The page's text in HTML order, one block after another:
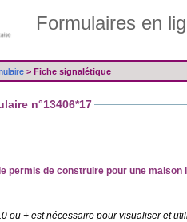
Formulaires en
> Fiche signalétique
du Formulaire n°13406*17
permis de construire pour une
ou + est nécessaire pour visualiser et